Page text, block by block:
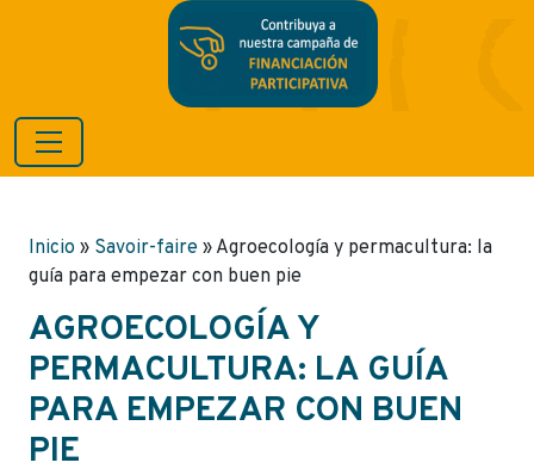
Inicio » Savoir-faire » Agroecología y permacultura: la
guía para empezar con buen pie
AGROECOLOGÍA Y
PERMACULTURA: LA GUÍA
PARA EMPEZAR CON BUEN
PIE